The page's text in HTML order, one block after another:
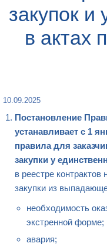
закупок и
в актах
10.09.2025
Постановление
устанавливает с 1
правила для
закупки у
в реестре
закупки из
необходимость
экстренной форме;
авария;